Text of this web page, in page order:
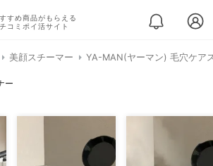
すめ商品がもらえる
コミポイ活サイト
美顔スチーマー YA-MAN(ヤーマン) 毛穴ケア
ー